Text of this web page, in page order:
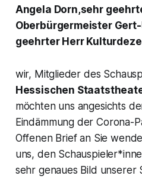
Angela Dorn,sehr
Oberbürgermeister
geehrter Herr
wir, Mitglieder des
Hessischen
möchten uns angesichts
Eindämmung der Corona-
Offenen Brief an Sie
uns, den
sehr genaues Bild unserer